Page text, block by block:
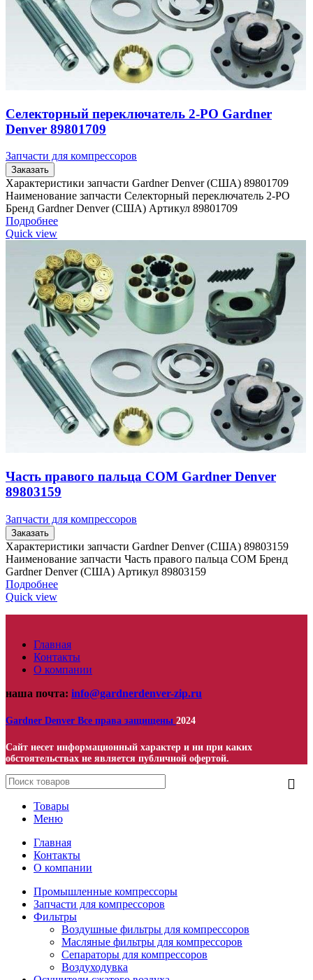
Селекторный переключатель 2-PO Gardner
Denver 89801709
Запчасти для компрессоров
Заказать
Характеристики запчасти Gardner Denver (США) 89801709
Наименование запчасти Селекторный переключатель 2-PO
Бренд Gardner Denver (США) Артикул 89801709
Подробнее
Quick view
Часть правого пальца COM Gardner Denver
89803159
Запчасти для компрессоров
Заказать
Характеристики запчасти Gardner Denver (США) 89803159
Наименование запчасти Часть правого пальца COM Бренд
Gardner Denver (США) Артикул 89803159
Подробнее
Quick view
Главная
Контакты
О компании
наша почта: info@gardnerdenver-zip.ru
Gardner Denver Все права защищены 2024
Сайт несет информационный характер и ни при каких
обстоятельствах не является публичной офертой.
Товары
Меню
Главная
Контакты
О компании
Промышленные компрессоры
Запчасти для компрессоров
Фильтры
Воздушные фильтры для компрессоров
Масляные фильтры для компрессоров
Сепараторы для компрессоров
Воздуходувка